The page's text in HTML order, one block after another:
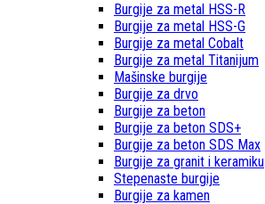
Burgije za metal HSS-R
Burgije za metal HSS-G
Burgije za metal Cobalt
Burgije za metal Titanijum
Mašinske burgije
Burgije za drvo
Burgije za beton
Burgije za beton SDS+
Burgije za beton SDS Max
Burgije za granit i keramiku
Stepenaste burgije
Burgije za kamen